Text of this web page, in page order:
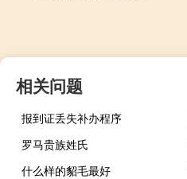
相关问题
报到证丢失补办程序
罗马贵族姓氏
什么样的貂毛最好